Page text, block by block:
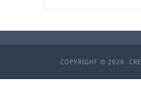
COPYRIGHT © 2026.